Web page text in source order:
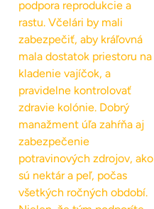
podpora reprodukcie a
rastu. Včelári by mali
zabezpečiť, aby kráľovná
mala dostatok priestoru na
kladenie vajíčok, a
pravidelne kontrolovať
zdravie kolónie. Dobrý
manažment úľa zahŕňa aj
zabezpečenie
potravinových zdrojov, ako
sú nektár a peľ, počas
všetkých ročných období.